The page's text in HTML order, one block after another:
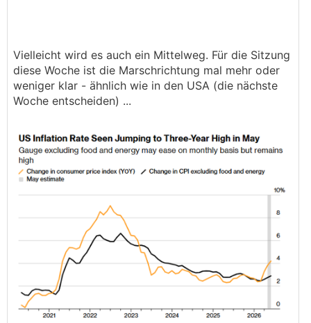
Vielleicht wird es auch ein Mittelweg. Für die Sitzung
diese Woche ist die Marschrichtung mal mehr oder
weniger klar - ähnlich wie in den USA (die nächste
Woche entscheiden) ...